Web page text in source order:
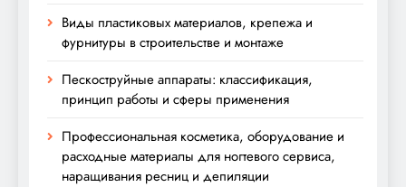
Виды пластиковых материалов, крепежа и
фурнитуры в строительстве и монтаже
Пескоструйные аппараты: классификация,
принцип работы и сферы применения
Профессиональная косметика, оборудование и
расходные материалы для ногтевого сервиса,
наращивания ресниц и депиляции